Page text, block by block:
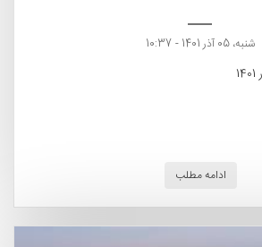
شنبه، 05 آذر 1401 - 10:37
ادامه مطلب